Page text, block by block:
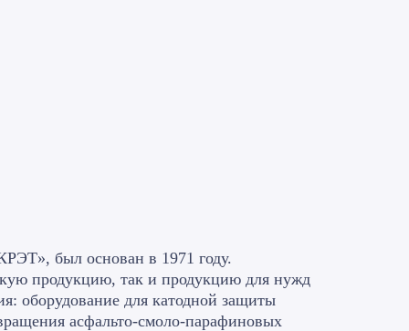
был основан в 1971 году.
продукцию, так и продукцию для нужд
оборудование для катодной защиты
асфальто-смоло-парафиновых